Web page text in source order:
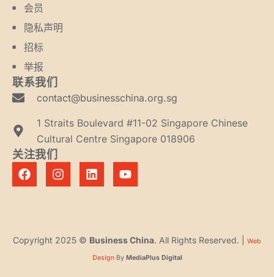
会员
隐私声明
招标
举报
联系我们
contact@businesschina.org.sg
1 Straits Boulevard #11-02 Singapore Chinese
Cultural Centre Singapore 018906
关注我们
Copyright 2025 © Business China. All Rights Reserved. | Web
DesignBy MediaPlus Digital